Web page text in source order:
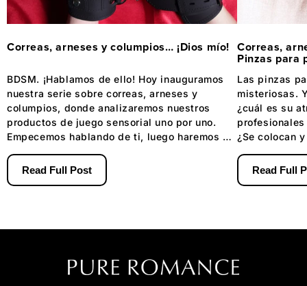
Correas, arneses y columpios… ¡Dios mío!
BDSM. ¡Hablamos de ello! Hoy inauguramos
nuestra serie sobre correas, arneses y
columpios, donde analizaremos nuestros
productos de juego sensorial uno por uno.
Empecemos hablando de ti, luego haremos un
Read Full Post
Correas,
Pinzas para
Las pinzas
misteriosas.
¿cuál es su
¿Se colocan
Read Full